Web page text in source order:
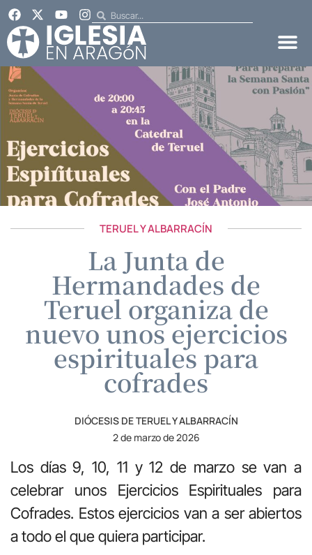
TERUEL Y ALBARRACÍN
La Junta de
Hermandades de
Teruel organiza de
nuevo unos ejercicios
espirituales para
cofrades
DIÓCESIS DE TERUEL Y ALBARRACÍN
2 de marzo de 2026
Los días 9, 10, 11 y 12 de marzo se van a
celebrar unos Ejercicios Espirituales para
Cofrades. Estos ejercicios van a ser abiertos
a todo el que quiera participar.